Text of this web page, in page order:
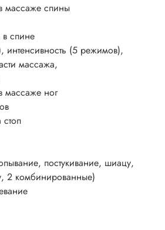
массаже спины
в спине
(5 режимов),
массажа,
массаже ног
постукивание, шиацу,
2 комбинированные)